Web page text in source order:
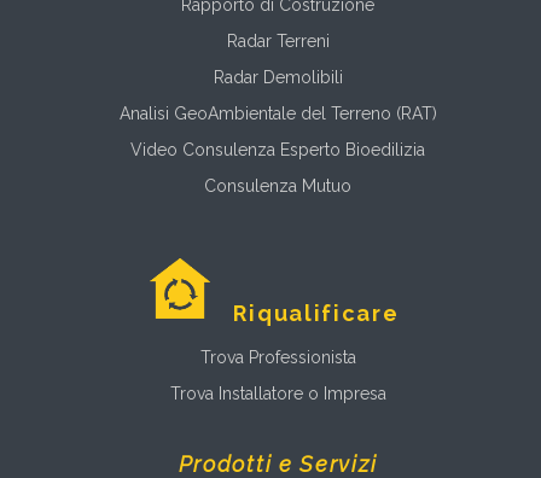
Rapporto di Costruzione
Radar Terreni
Radar Demolibili
Analisi GeoAmbientale del Terreno (RAT)
Video Consulenza Esperto Bioedilizia
Consulenza Mutuo
Riqualificare
Trova Professionista
Trova Installatore o Impresa
Prodotti e Servizi